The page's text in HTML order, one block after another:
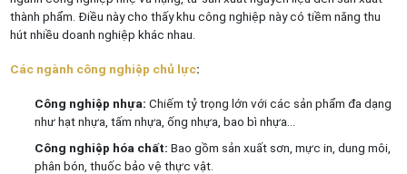
thành phẩm. Điều này cho thấy khu công nghiệp này có tiềm năng thu
hút nhiều doanh nghiệp khác nhau.
Các ngành công nghiệp chủ lực:
Công nghiệp nhựa: Chiếm tỷ trọng lớn với các sản phẩm đa dạng
như hạt nhựa, tấm nhựa, ống nhựa, bao bì nhựa…
Công nghiệp hóa chất: Bao gồm sản xuất sơn, mực in, dung môi,
phân bón, thuốc bảo vệ thực vật.